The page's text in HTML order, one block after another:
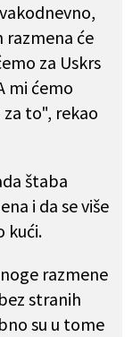
razmena će
za Uskrs
mi ćemo
to", rekao
štaba
i da se više
kući.
razmene
stranih
su u tome